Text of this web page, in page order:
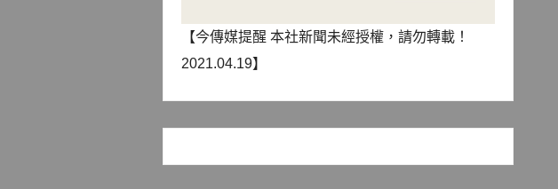
【今傳媒提醒 本社新聞未經授權，請勿轉載！
2021.04.19】